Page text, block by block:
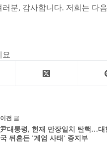
분, 감사합니다. 저희는 다
요
이전 글
尹대통령, 헌재 만장일치 탄핵…대
국 뒤흔든 '계엄 사태' 종지부